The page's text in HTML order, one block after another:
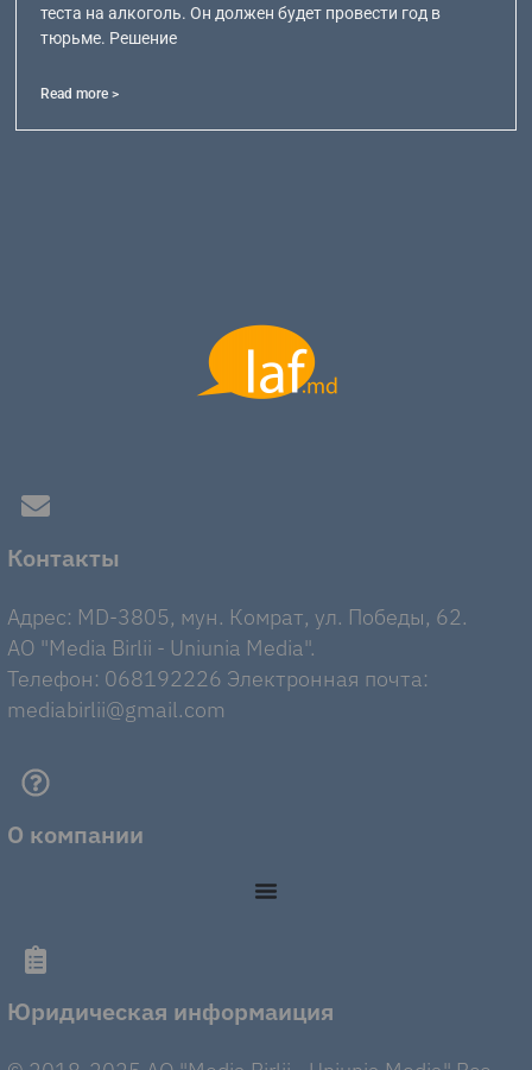
теста на алкоголь. Он должен будет провести год в
тюрьме. Решение
Read more >
Контакты
Адрес: MD-3805, мун. Комрат, ул. Победы, 62.
AO "Media Birlii - Uniunia Media".
Телефон: 068192226 Электронная почта:
mediabirlii@gmail.com
О компании
Юридическая информаиция